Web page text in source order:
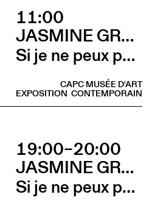
11:00
JASMINE GREGORY
Si je ne peux pas l’avoir, toi non plus
CAPC MUSÉE D'ART
CONTEMPORAIN
EXPOSITION
19:00–20:00
JASMINE GREGORY
Si je ne peux pas l’avoir, toi non plus (Talk avec Jasmine Gregory et Marion Vasseur Raluy)